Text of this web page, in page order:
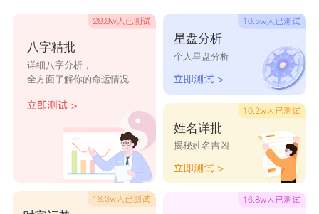
八字精批
详细八字分析，
全方面了解你的命运情况
星盘分析
个人星盘分析
姓名详批
揭秘姓名吉凶